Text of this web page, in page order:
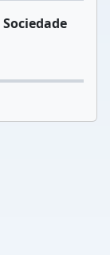
Sociedade